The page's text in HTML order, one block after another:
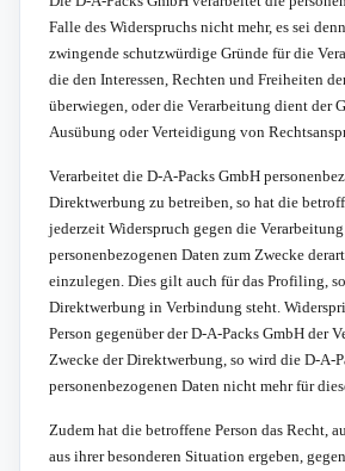
Falle des Widerspruchs nicht mehr, es sei
zwingende schutzwürdige Gründe für die
die den Interessen, Rechten und Freiheiten
überwiegen, oder die Verarbeitung dient der
Ausübung oder Verteidigung von
Verarbeitet die D-A-Packs GmbH
Direktwerbung zu betreiben, so hat die
jederzeit Widerspruch gegen die
personenbezogenen Daten zum Zwecke
einzulegen. Dies gilt auch für das Profiling,
Direktwerbung in Verbindung steht.
Person gegenüber der D-A-Packs GmbH der
Zwecke der Direktwerbung, so wird die D-A-
personenbezogenen Daten nicht mehr für
Zudem hat die betroffene Person das Recht,
aus ihrer besonderen Situation ergeben,